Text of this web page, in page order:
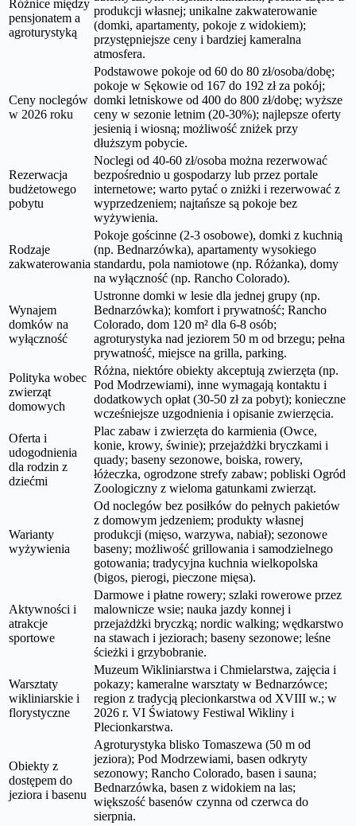
Różnice między
pensjonatem a
agroturystyką
produkcji własnej; unikalne zakwaterowanie
(domki, apartamenty, pokoje z widokiem);
przystępniejsze ceny i bardziej kameralna
atmosfera.
Ceny noclegów
w 2026 roku
Podstawowe pokoje od 60 do 80 zł/osoba/dobę;
pokoje w Sękowie od 167 do 192 zł za pokój;
domki letniskowe od 400 do 800 zł/dobę; wyższe
ceny w sezonie letnim (20-30%); najlepsze oferty
jesienią i wiosną; możliwość zniżek przy
dłuższym pobycie.
Rezerwacja
budżetowego
pobytu
Noclegi od 40-60 zł/osoba można rezerwować
bezpośrednio u gospodarzy lub przez portale
internetowe; warto pytać o zniżki i rezerwować z
wyprzedzeniem; najtańsze są pokoje bez
wyżywienia.
Rodzaje
zakwaterowania
Pokoje gościnne (2-3 osobowe), domki z kuchnią
(np. Bednarzówka), apartamenty wysokiego
standardu, pola namiotowe (np. Różanka), domy
na wyłączność (np. Rancho Colorado).
Wynajem
domków na
wyłączność
Ustronne domki w lesie dla jednej grupy (np.
Bednarzówka); komfort i prywatność; Rancho
Colorado, dom 120 m² dla 6-8 osób;
agroturystyka nad jeziorem 50 m od brzegu; pełna
prywatność, miejsce na grilla, parking.
Polityka wobec
zwierząt
domowych
Różna, niektóre obiekty akceptują zwierzęta (np.
Pod Modrzewiami), inne wymagają kontaktu i
dodatkowych opłat (30-50 zł za pobyt); konieczne
wcześniejsze uzgodnienia i opisanie zwierzęcia.
Oferta i
udogodnienia
dla rodzin z
dziećmi
Plac zabaw i zwierzęta do karmienia (Owce,
konie, krowy, świnie); przejażdżki bryczkami i
quady; baseny sezonowe, boiska, rowery,
łóżeczka, ogrodzone strefy zabaw; pobliski Ogród
Zoologiczny z wieloma gatunkami zwierząt.
Warianty
wyżywienia
Od noclegów bez posiłków do pełnych pakietów
z domowym jedzeniem; produkty własnej
produkcji (mięso, warzywa, nabiał); sezonowe
baseny; możliwość grillowania i samodzielnego
gotowania; tradycyjna kuchnia wielkopolska
(bigos, pierogi, pieczone mięsa).
Aktywności i
atrakcje
sportowe
Darmowe i płatne rowery; szlaki rowerowe przez
malownicze wsie; nauka jazdy konnej i
przejażdżki bryczką; nordic walking; wędkarstwo
na stawach i jeziorach; baseny sezonowe; leśne
ścieżki i grzybobranie.
Warsztaty
wikliniarskie i
florystyczne
Muzeum Wikliniarstwa i Chmielarstwa, zajęcia i
pokazy; kameralne warsztaty w Bednarzówce;
region z tradycją plecionkarstwa od XVIII w.; w
2026 r. VI Światowy Festiwal Wikliny i
Plecionkarstwa.
Obiekty z
dostępem do
jeziora i basenu
Agroturystyka blisko Tomaszewa (50 m od
jeziora); Pod Modrzewiami, basen odkryty
sezonowy; Rancho Colorado, basen i sauna;
Bednarzówka, basen z widokiem na las;
większość basenów czynna od czerwca do
sierpnia.